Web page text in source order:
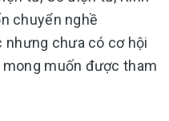
chuyển nghề
nhưng chưa có cơ hội
muốn được tham